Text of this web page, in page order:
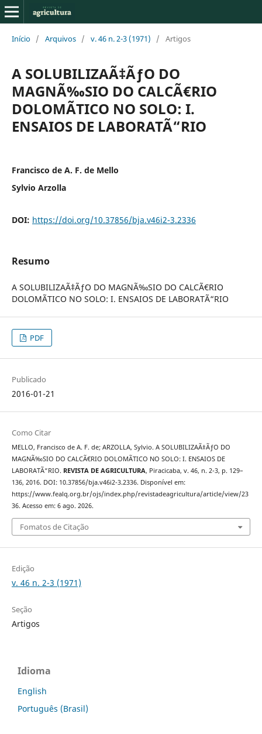
Início / Arquivos / v. 46 n. 2-3 (1971) / Artigos
A SOLUBILIZAÃ‡ÃƒO DO
MAGNÃ‰SIO DO CALCÃ€RIO
DOLOMÃTICO NO SOLO: I.
ENSAIOS DE LABORATÃ“RIO
Francisco de A. F. de Mello
Sylvio Arzolla
DOI: https://doi.org/10.37856/bja.v46i2-3.2336
Resumo
A SOLUBILIZAÃ‡ÃƒO DO MAGNÃ‰SIO DO CALCÃ€RIO
DOLOMÃTICO NO SOLO: I. ENSAIOS DE LABORATÃ“RIO
PDF
Publicado
2016-01-21
Como Citar
MELLO, Francisco de A. F. de; ARZOLLA, Sylvio. A SOLUBILIZAÃ‡ÃƒO DO
MAGNÃ‰SIO DO CALCÃ€RIO DOLOMÃTICO NO SOLO: I. ENSAIOS DE
LABORATÃ“RIO. REVISTA DE AGRICULTURA, Piracicaba, v. 46, n. 2-3, p. 129–
136, 2016. DOI: 10.37856/bja.v46i2-3.2336. Disponível em:
https://www.fealq.org.br/ojs/index.php/revistadeagricultura/article/view/23
36. Acesso em: 6 ago. 2026.
Fomatos de Citação
Edição
v. 46 n. 2-3 (1971)
Seção
Artigos
Idioma
English
Português (Brasil)